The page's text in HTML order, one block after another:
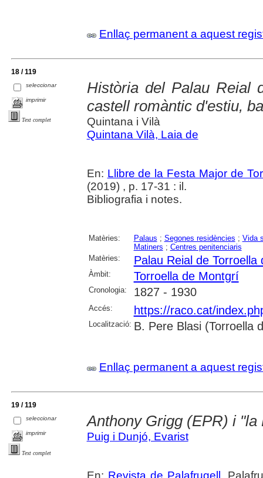
Enllaç permanent a aquest
18 / 119
seleccionar
imprimir
Text complet
Història del Palau Reial
castell romàntic d'estiu,
Quintana i Vilà
Quintana Vilà, Laia de
En: Llibre de la Festa Major de
(2019) , p. 17-31 : il.
Bibliografia i notes.
Matèries: Palaus ; Segones residències ; Vida
Matiners ; Centres penitenciaris
Matèries:
Palau Reial de Torroella
Àmbit: Torroella de Montgrí
Cronologia: 1827 - 1930
Accés: https://raco.cat/
Localització: B. Pere Blasi (Torroella
Enllaç permanent a aquest
19 / 119
seleccionar
imprimir
Text complet
Anthony Grigg (EPR) i "la
Puig i Dunjó, Evarist
En: Revista de Palafrugell .